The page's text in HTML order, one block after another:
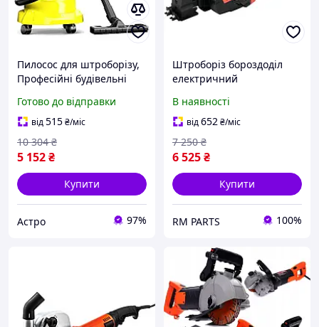
Пилосос для штроборізу,
Професійні будівельні
Пилосос садовий
компактний, AST
Готово до відправки
від515₴/міс
5 152₴
10 304 ₴
Купити
Астро 97%
Штроборіз бороздоділ
електричний
пиловидаленням 1700 Вт
2 диски 125 мм YATO (YT-
82015)
В наявності
від652₴/міс
6 525₴
7 250 ₴
Купити
RM PARTS 100%